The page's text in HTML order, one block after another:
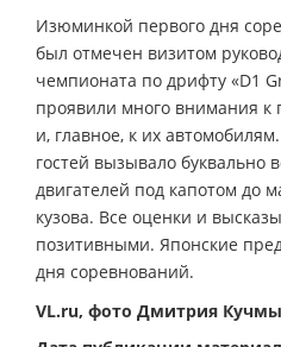
Изюминкой первого дня
был отмечен визитом
чемпионата по дрифту «D1
проявили много внимания
и, главное, к их
гостей вызывало буквально
двигателей под капотом до
кузова. Все оценки и
позитивными. Японские
дня соревнований.
VL.ru, фото Дмитрия Кучмы